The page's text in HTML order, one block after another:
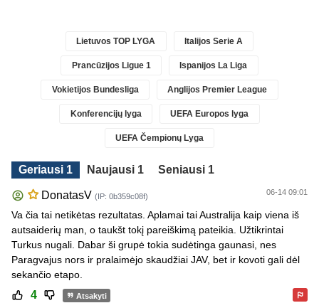
Lietuvos TOP LYGA Italijos Serie A
Prancūzijos Ligue 1 Ispanijos La Liga
Vokietijos Bundesliga Anglijos Premier League
Konferencijų lyga UEFA Europos lyga
UEFA Čempionų Lyga
Geriausi 1 Naujausi 1 Seniausi 1
DonatasV (IP: 0b359c08f) 06-14 09:01
Va čia tai netikėtas rezultatas. Aplamai tai Australija kaip viena iš
autsaiderių man, o taukšt tokį pareiškimą pateikia. Užtikrintai
Turkus nugali. Dabar ši grupė tokia sudėtinga gaunasi, nes
Paragvajus nors ir pralaimėjo skaudžiai JAV, bet ir kovoti gali dėl
sekančio etapo.
4 Atsakyti